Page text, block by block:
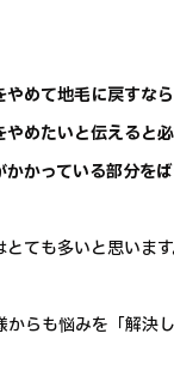
やめて地毛に戻すな
やめたいと伝えると
かかっている部分を
ても多いと思います
らも悩みを「解決